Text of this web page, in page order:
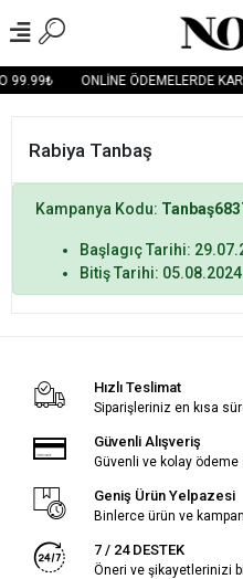
99.99₺ ONLİNE ÖDEMELERDE
Rabiya Tanbaş
Kampanya Kodu:
Başlagıç Tarihi:
Bitiş Tarihi:
Hızlı Teslimat
Siparişleriniz en kısa
Güvenli Alışveriş
Güvenli ve kolay
Geniş Ürün Yelpazesi
Binlerce ürün ve
7 / 24 DESTEK
Öneri ve şikayetlerinizi